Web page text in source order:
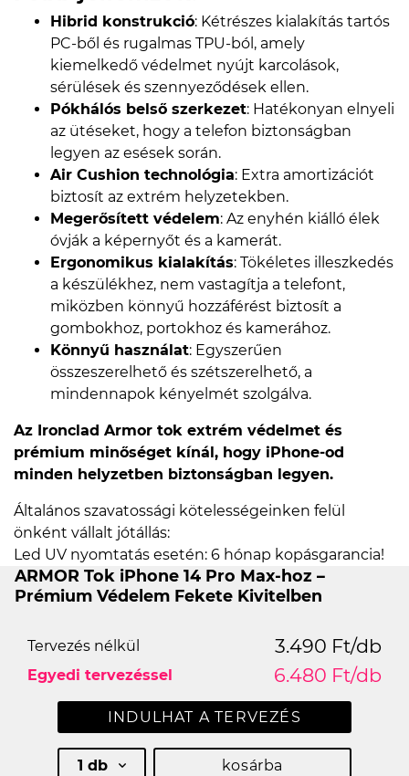
Hibrid konstrukció: Kétrészes kialakítás tartós
PC-ből és rugalmas TPU-ból, amely
kiemelkedő védelmet nyújt karcolások,
sérülések és szennyeződések ellen.
Pókhálós belső szerkezet: Hatékonyan elnyeli
az ütéseket, hogy a telefon biztonságban
legyen az esések során.
Air Cushion technológia: Extra amortizációt
biztosít az extrém helyzetekben.
Megerősített védelem: Az enyhén kiálló élek
óvják a képernyőt és a kamerát.
Ergonomikus kialakítás: Tökéletes illeszkedés
a készülékhez, nem vastagítja a telefont,
miközben könnyű hozzáférést biztosít a
gombokhoz, portokhoz és kamerához.
Könnyű használat: Egyszerűen
összeszerelhető és szétszerelhető, a
mindennapok kényelmét szolgálva.
Az Ironclad Armor tok extrém védelmet és
prémium minőséget kínál, hogy iPhone-od
minden helyzetben biztonságban legyen.
Általános szavatossági kötelességeinken felül
önként vállalt jótállás:
Led UV nyomtatás esetén: 6 hónap kopásgarancia!
ARMOR Tok iPhone 14 Pro Max-hoz –
Prémium Védelem Fekete Kivitelben
Tervezés nélkül 3.490 Ft/db
Egyedi tervezéssel 6.480 Ft/db
INDULHAT A TERVEZÉS
1 db kosárba